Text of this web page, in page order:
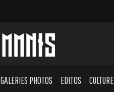
GALERIES PHOTOS EDITOS CULTURE